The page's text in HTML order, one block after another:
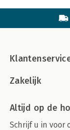
Zakelijk
Altijd op de
Schrijf u in voor